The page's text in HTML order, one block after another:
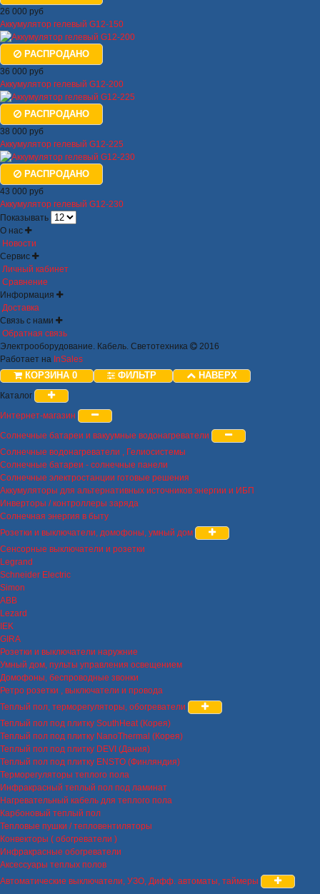
26 000 руб
Аккумулятор гелевый G12-150
РАСПРОДАНО
36 000 руб
Аккумулятор гелевый G12-200
РАСПРОДАНО
38 000 руб
Аккумулятор гелевый G12-225
РАСПРОДАНО
43 000 руб
Аккумулятор гелевый G12-230
Показывать
О нас
Новости
Сервис
Личный кабинет
Сравнение
Информация
Доставка
Связь с нами
Обратная связь
Электрооборудование. Кабель. Светотехника
2016
Работает на InSales
КОРЗИНА 0 ФИЛЬТР НАВЕРХ
Каталог
Интернет-магазин
Солнечные батареи и вакуумные водонагреватели
Солнечные водонагреватели , Гелиосистемы
Солнечные батареи - солнечные панели
Солнечные электростанции готовые решения
Аккумуляторы для альтернативных источников энергии и ИБП
Инверторы / контроллеры заряда
Солнечная энергия в быту
Розетки и выключатели, домофоны, умный дом
Сенсорные выключатели и розетки
Legrand
Schneider Electric
Simon
ABB
Lezard
IEK
GIRA
Розетки и выключатели наружние
Умный дом, пульты управления освещением
Домофоны, беспроводные звонки
Ретро розетки , выключатели и провода
Теплый пол, терморегуляторы, обогреватели
Теплый пол под плитку SouthHeat (Корея)
Теплый пол под плитку NanoThermal (Корея)
Теплый пол под плитку DEVI (Дания)
Теплый пол под плитку ENSTO (Финляндия)
Терморегуляторы теплого пола
Инфракрасный теплый пол под ламинат
Нагревательный кабель для теплого пола
Карбоновый теплый пол
Тепловые пушки / тепловентиляторы
Конвекторы ( обогреватели )
Инфракрасные обогреватели
Аксессуары теплых полов
Автоматические выключатели, УЗО, Дифф. автоматы, таймеры